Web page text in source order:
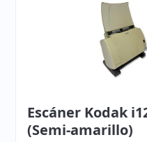
Escáner Kodak
(Semi-amarillo)